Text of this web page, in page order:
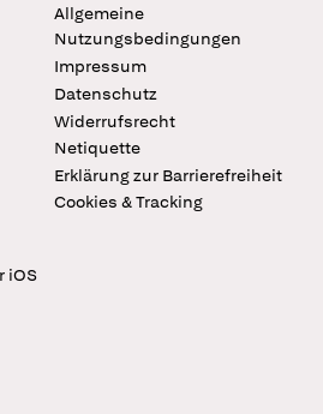
Allgemeine
Nutzungsbedingungen
Impressum
Datenschutz
Widerrufsrecht
Netiquette
Erklärung zur Barrierefreiheit
Cookies & Tracking
iOS